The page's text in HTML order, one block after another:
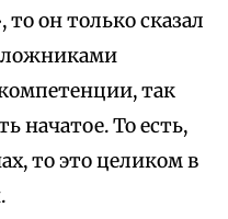
он только сказал
так
начатое. То есть,
то это целиком в